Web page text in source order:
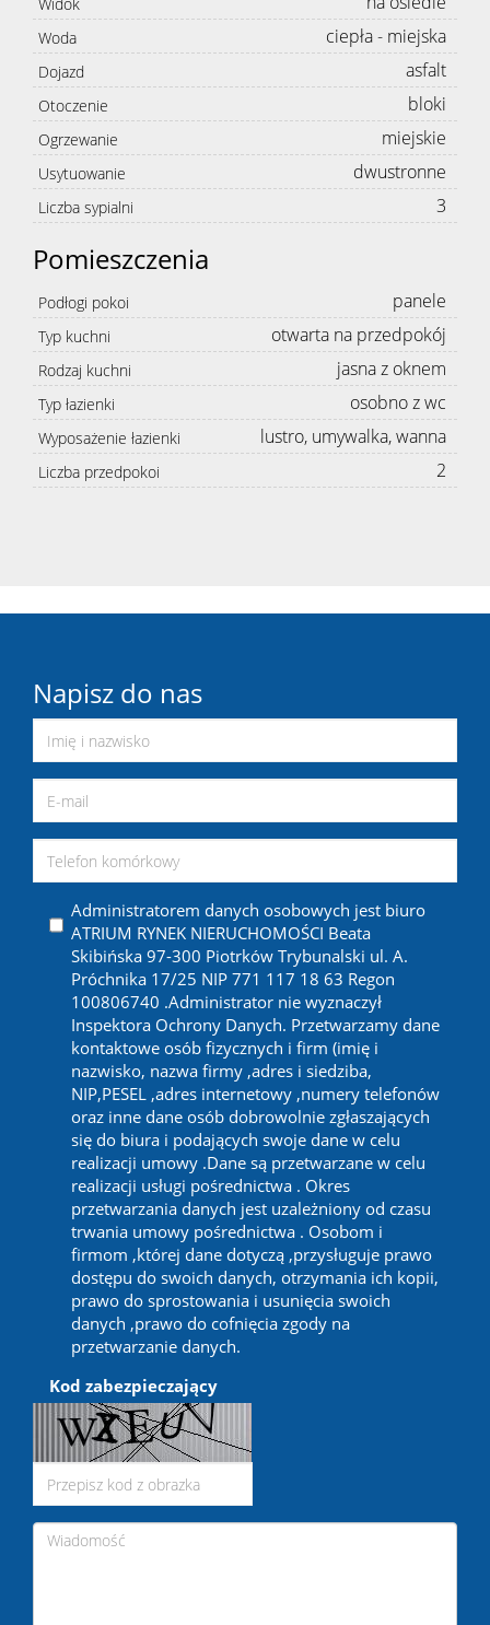
Woda ciepła - miejska
Dojazd asfalt
Otoczenie bloki
Ogrzewanie miejskie
Usytuowanie dwustronne
Liczba sypialni 3
Pomieszczenia
Podłogi pokoi panele
Typ kuchni otwarta na przedpokój
Rodzaj kuchni jasna z oknem
Typ łazienki osobno z wc
Wyposażenie łazienki lustro, umywalka, wanna
Liczba przedpokoi 2
Napisz do nas
Administratorem danych osobowych jest biuro
ATRIUM RYNEK NIERUCHOMOŚCI Beata
Skibińska 97-300 Piotrków Trybunalski ul. A.
Próchnika 17/25 NIP 771 117 18 63 Regon
100806740 .Administrator nie wyznaczył
Inspektora Ochrony Danych. Przetwarzamy dane
kontaktowe osób fizycznych i firm (imię i
nazwisko, nazwa firmy ,adres i siedziba,
NIP,PESEL ,adres internetowy ,numery telefonów
oraz inne dane osób dobrowolnie zgłaszających
się do biura i podających swoje dane w celu
realizacji umowy .Dane są przetwarzane w celu
realizacji usługi pośrednictwa . Okres
przetwarzania danych jest uzależniony od czasu
trwania umowy pośrednictwa . Osobom i
firmom ,której dane dotyczą ,przysługuje prawo
dostępu do swoich danych, otrzymania ich kopii,
prawo do sprostowania i usunięcia swoich
danych ,prawo do cofnięcia zgody na
przetwarzanie danych.
Kod zabezpieczający